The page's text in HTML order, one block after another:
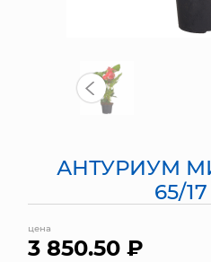
ПРЕДМЕТЫ
АНТУРИУМ
65/
цена
3 850.50 ₽